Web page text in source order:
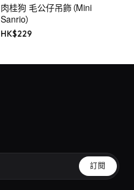
肉桂狗 毛公仔吊飾（Mini
Sanrio）
HK$229
訂閱